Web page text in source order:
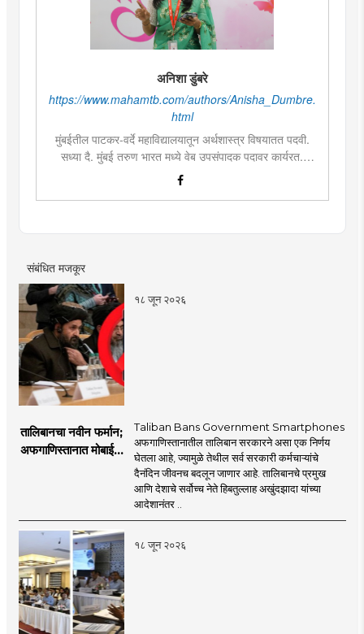
अनिशा डुंबरे
https://www.mahamtb.com/authors/Anisha_Dumbre.
html
मुंबईतील पाटकर-वर्दे महाविद्यालयातून अर्थशास्त्र विषयातत पदवी.
सध्या दै. मुंबई तरुण भारत मध्ये वेब उपसंपादक पदावर कार्यरत.
लिखाण, वाचन आणि निवेदनाची विशेष आवड. मराठी साहित्य,
इतिहास, राजकारण, आणि मनोरंजन विषयांत रस. महाविद्यालयीन
संबंधित मजकूर
१८ जून २०२६
तालिबानचा नवीन फर्मान;
अफगाणिस्तानात मोबाईल
Taliban Bans Government Smartphones
अफगाणिस्तानातील तालिबान सरकारने असा एक निर्णय
घेतला आहे, ज्यामुळे तेथील सर्व सरकारी कर्मचाऱ्यांचे
दैनंदिन जीवनच बदलून जाणार आहे. तालिबानचे प्रमुख
आणि देशाचे सर्वोच्च नेते हिबतुल्लाह अखुंदझादा यांच्या
आदेशानंतर ..
१८ जून २०२६